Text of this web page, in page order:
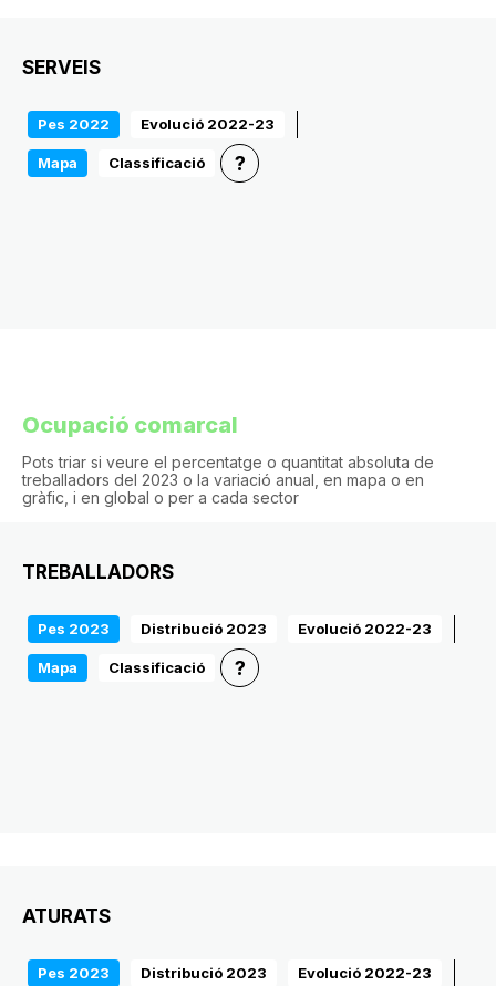
SERVEIS
?
Pes 2022 Evolució 2022-23
Mapa Classificació
Ocupació comarcal
Pots triar si veure el percentatge o quantitat absoluta de
treballadors del 2023 o la variació anual, en mapa o en
gràfic, i en global o per a cada sector
TREBALLADORS
?
Pes 2023 Distribució 2023 Evolució 2022-23
Mapa Classificació
ATURATS
Pes 2023 Distribució 2023 Evolució 2022-23